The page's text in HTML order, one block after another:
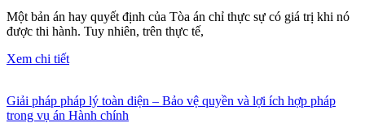
Một bản án hay quyết định của Tòa án chỉ thực sự có giá trị khi nó
được thi hành. Tuy nhiên, trên thực tế,
Xem chi tiết
Giải pháp pháp lý toàn diện – Bảo vệ quyền và lợi ích hợp pháp
trong vụ án Hành chính